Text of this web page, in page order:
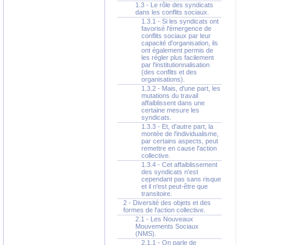
1.3 - Le rôle des syndicats
dans les conflits sociaux.
1.3.1 - Si les syndicats ont
favorisé l'émergence de
conflits sociaux par leur
capacité d'organisation, ils
ont également permis de
les régler plus facilement
par l'institutionnalisation
(des conflits et des
organisations).
1.3.2 - Mais, d'une part, les
mutations du travail
affaiblissent dans une
certaine mesure les
syndicats.
1.3.3 - Et, d'autre part, la
montée de l'individualisme,
par certains aspects, peut
remettre en cause l'action
collective.
1.3.4 - Cet affaiblissement
des syndicats n'est
cependant pas sans risque
et il n'est peut-être que
transitoire.
2 - Diversité des objets et des
formes de l'action collective.
2.1 - Les Nouveaux
Mouvements Sociaux
(NMS).
2.1.1 - On parle de